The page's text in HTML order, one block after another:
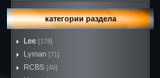
категории раздела
Lee [178]
Lyman [71]
RCBS [49]